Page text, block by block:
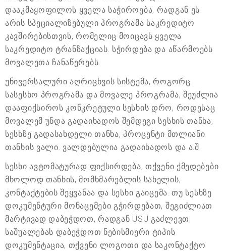
დააკმაყოფილოს ყველა საჭიროება, რადგან ეს
არის სპეციალიზებული პროგრამა საკრედიტო
კავშირებისთვის, რომელიც მოიცავს ყველა
საკრედიტო ტრანზაქციას. სჭირდება და აწარმოებს
მოვალეთა ჩანაწერებს.
უნივერსალური აღრიცხვის სისტემა, როგორც
სასესხო პროგრამა და მოვალე პროგრამა, შეუძლია
დააფიქსიროს კონკრეტული სესხის დრო, როდესაც
მოვალემ უნდა გადაიხადოს შემდეგი სესხის თანხა,
სესხზე გადასახდელი თანხა, პროცენტი მთლიანი
თანხის ვალი. ვალდებულია გადაიხადოს და ა.შ.
სესხი ავტომატურად ფიქსირდება, თქვენი ქმედებები
მხოლოდ თანხის, მომხმარებლის სახელის,
კონტაქტების შეყვანაა და სესხი გაიცემა. თუ სესხზე
დოკუმენტური მონაცემები გჭირდებათ, შეგიძლიათ
მარტივად დაბეჭდოთ, რადგან USU გაძლევთ
საშუალებას დაბეჭდოთ ნებისმიერი ტიპის
დოკუმენტაცია, თქვენი ლოგოთი და საკონტაქტო